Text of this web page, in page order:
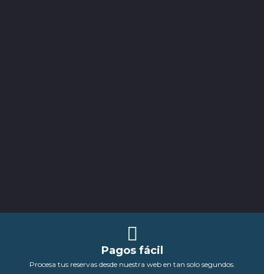
Pagos fácil
Procesa tus reservas desde nuestra web en tan solo segundos.